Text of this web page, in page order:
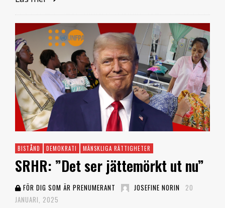
BISTÅND DEMOKRATI MÄNSKLIGA RÄTTIGHETER
SRHR: ”Det ser jättemörkt ut nu”
FÖR DIG SOM ÄR PRENUMERANT JOSEFINE NORIN
20
JANUARI, 2025